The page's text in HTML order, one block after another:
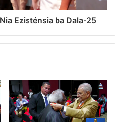
Ezisténsia ba Dala-25